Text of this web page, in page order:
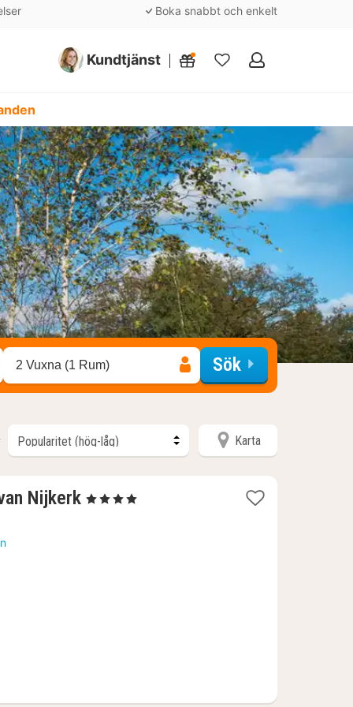
Boka snabbt och enkelt
Kundtjänst
Mina
2 Vuxna (1 Rum) Sök
Karta
Nijkerk 1
, 4 Stjärnor